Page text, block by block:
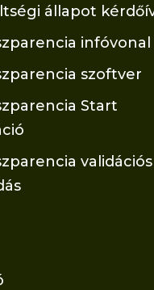
állapot
infóvonal
szoftver
Start
validációs